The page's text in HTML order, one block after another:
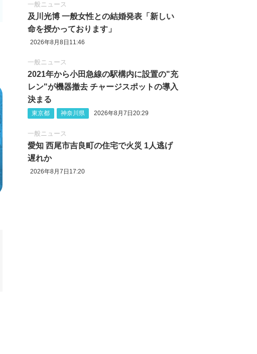
一般ニュース
及川光博 一般女性との結婚発表「新しい
命を授かっております」
2026年8月8日11:46
一般ニュース
2021年から小田急線の駅構内に設置の"充
レン"が機器撤去 チャージスポットの導入
決まる
東京都 神奈川県 2026年8月7日20:29
一般ニュース
愛知 西尾市吉良町の住宅で火災 1人逃げ
遅れか
2026年8月7日17:20